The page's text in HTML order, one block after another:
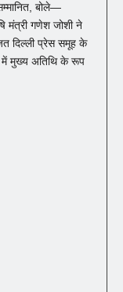
बोले—
मंत्री गणेश जोशी ने
दिल्ली प्रेस समूह के
में मुख्य अतिथि के रूप